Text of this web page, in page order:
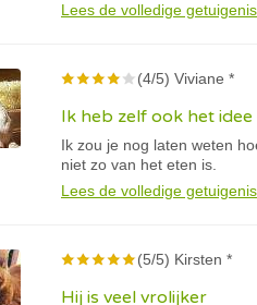
Lees de volledige getuigenis
(4/5) Viviane *
Ik heb zelf ook het
Ik zou je nog laten weten
niet zo van het eten is.
Lees de volledige getuigenis
(5/5) Kirsten *
Hij is veel vrolijker